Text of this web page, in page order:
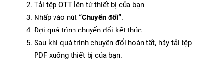
Tải tệp OTT lên từ thiết bị của bạn.
Nhấp vào nút “Chuyển đổi”.
Đợi quá trình chuyển đổi kết thúc.
Sau khi quá trình chuyển đổi hoàn tất, hãy tải tệp
PDF xuống thiết bị của bạn.